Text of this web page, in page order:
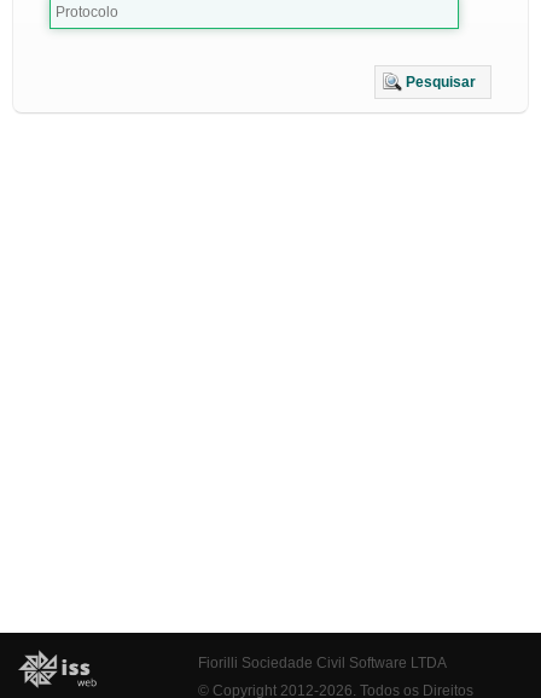
Pesquisar
Fiorilli Sociedade Civil Software LTDA
© Copyright 2012-2026. Todos os Direitos